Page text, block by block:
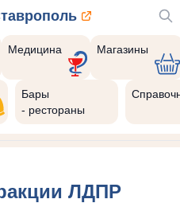
Медицина Магазины
Бары
- рестораны
ЛДПР